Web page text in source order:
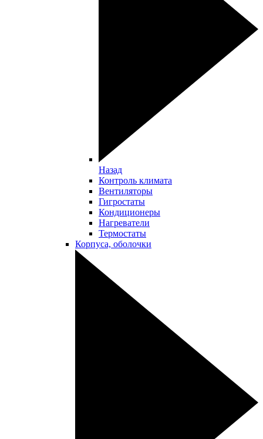
Назад
Контроль климата
Вентиляторы
Гигростаты
Кондиционеры
Нагреватели
Термостаты
Корпуса, оболочки